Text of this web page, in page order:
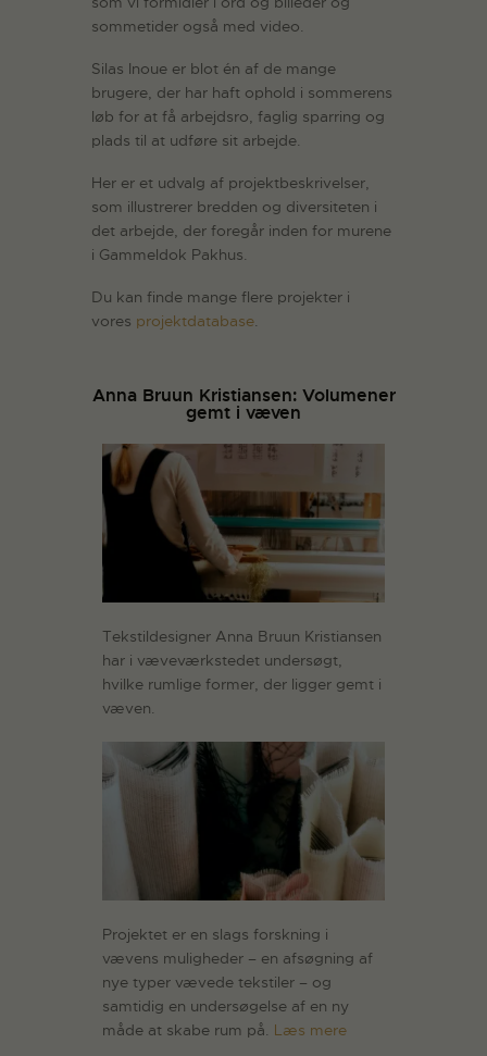
sommetider også med video.
Silas Inoue er blot én af de mange
brugere, der har haft ophold i sommerens
løb for at få arbejdsro, faglig sparring og
plads til at udføre sit arbejde.
Her er et udvalg af projektbeskrivelser,
som illustrerer bredden og diversiteten i
det arbejde, der foregår inden for murene
i Gammeldok Pakhus.
Du kan finde mange flere projekter i
vores projektdatabase
Anna Bruun Kristiansen: Volumener
gemt i væven
Tekstildesigner Anna Bruun Kristiansen
har i væveværkstedet undersøgt,
hvilke rumlige former, der ligger gemt i
væven.
Projektet er en slags forskning i
vævens muligheder – en afsøgning af
nye typer vævede tekstiler – og
samtidig en undersøgelse af en ny
måde at skabe rum på. Læs mere